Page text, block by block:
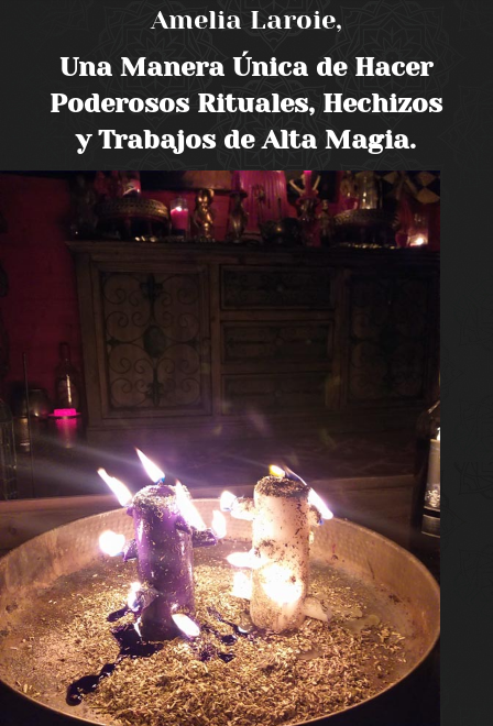
Amelia Laroie,
Una Manera Única de Hacer
Poderosos Rituales, Hechizos
y Trabajos de Alta Magia.